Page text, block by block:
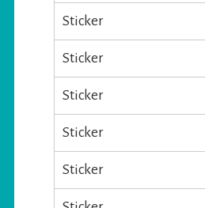
Sticker
Sticker
Sticker
Sticker
Sticker